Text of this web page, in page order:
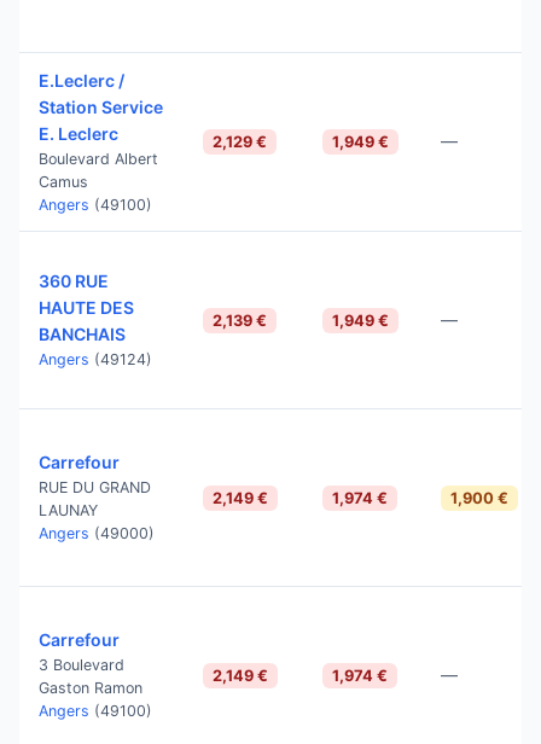
E.Leclerc /
Station Service
E. Leclerc
Boulevard Albert
Camus
Angers (49100)
2,129 € 1,949 € —
360 RUE
HAUTE DES
BANCHAIS
Angers (49124)
2,139 € 1,949 € —
Carrefour
RUE DU GRAND
LAUNAY
Angers (49000)
2,149 € 1,974 € 1,900 €
Carrefour
3 Boulevard
Gaston Ramon
Angers (49100)
2,149 € 1,974 € —